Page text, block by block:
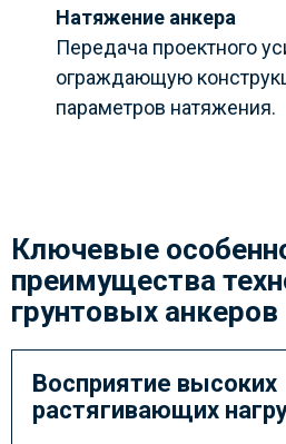
Натяжение анкера
Передача проектного
ограждающую
параметров натяжения.
Ключевые
преимущества
грунтовых анкеров
Восприятие высоких
растягивающих